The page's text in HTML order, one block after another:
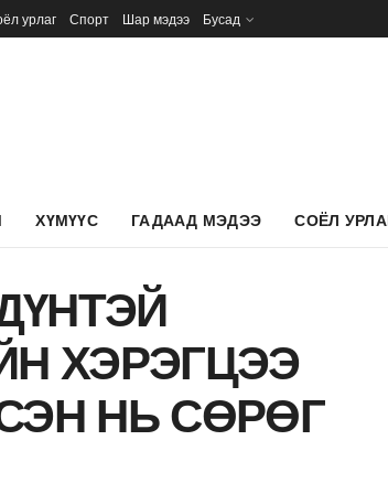
урлаг Спорт Шар мэдээ Бусад
ХҮМҮҮС ГАДААД МЭДЭЭ СОЁЛ
ХЭРЭГЦЭЭ
НЬ СӨРӨГ